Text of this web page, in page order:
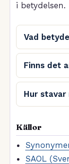
i betydelsen.
Vad
Finns det
Hur stavar
Källor
SAOL